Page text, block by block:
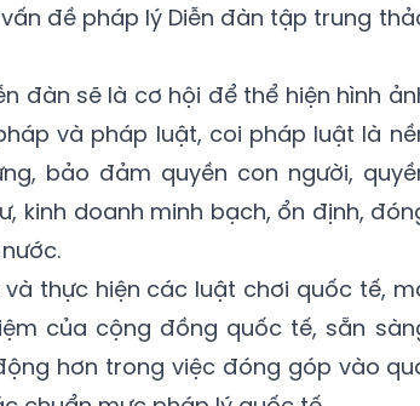
đề pháp lý Diễn đàn tập trung
đàn sẽ là cơ hội để thể hiện hình
và pháp luật, coi pháp luật là
bảo đảm quyền con người,
kinh doanh minh bạch, ổn định,
thực hiện các luật chơi quốc tế,
của cộng đồng quốc tế, sẵn
hơn trong việc đóng góp vào